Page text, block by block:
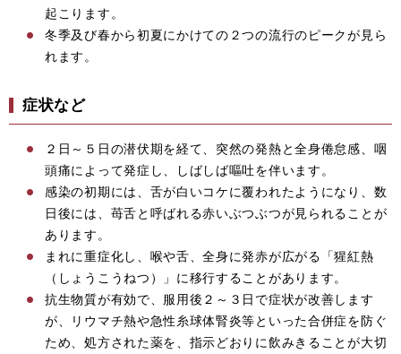
起こります。
冬季及び春から初夏にかけての２つの流行のピークが見ら
れます。
症状など
２日～５日の潜伏期を経て、突然の発熱と全身倦怠感、咽
頭痛によって発症し、しばしば嘔吐を伴います。
感染の初期には、舌が白いコケに覆われたようになり、数
日後には、苺舌と呼ばれる赤いぶつぶつが見られることが
あります。
まれに重症化し、喉や舌、全身に発赤が広がる「猩紅熱
（しょうこうねつ）」に移行することがあります。
抗生物質が有効で、服用後２～３日で症状が改善します
が、リウマチ熱や急性糸球体腎炎等といった合併症を防ぐ
ため、処方された薬を、指示どおりに飲みきることが大切